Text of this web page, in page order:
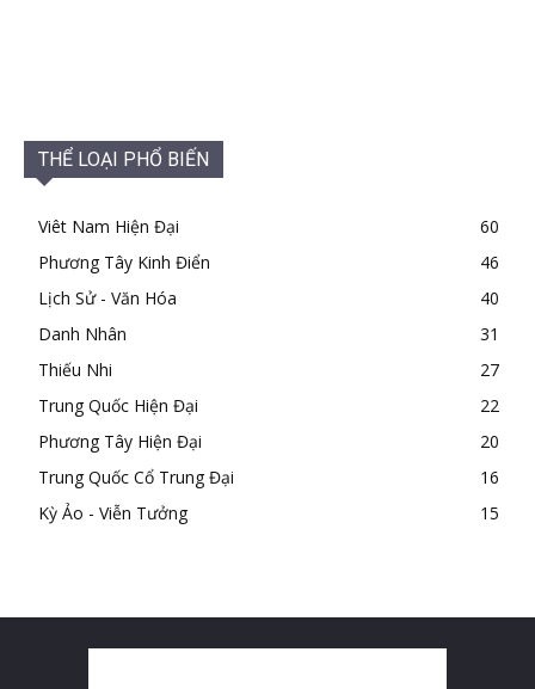
THỂ LOẠI PHỔ BIẾN
Viêt Nam Hiện Đại
60
Phương Tây Kinh Điển
46
Lịch Sử - Văn Hóa
40
Danh Nhân
31
Thiếu Nhi
27
Trung Quốc Hiện Đại
22
Phương Tây Hiện Đại
20
Trung Quốc Cổ Trung Đại
16
Kỳ Ảo - Viễn Tưởng
15